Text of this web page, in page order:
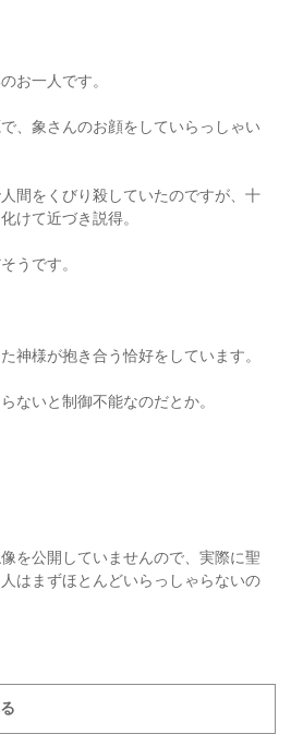
お一人です。
、象さんのお顔をしていらっしゃい
間をくびり殺していたのですが、十
けて近づき説得。
うです。
神様が抱き合う恰好をしています。
ないと制御不能なのだとか。
を公開していませんので、実際に聖
はまずほとんどいらっしゃらないの